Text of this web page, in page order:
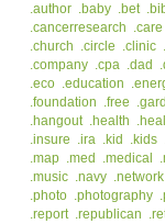
.author .baby .bet
.cancerresearch .care
.church .circle .clinic
.company .cpa .dad
.eco .education
.foundation .free
.hangout .health
.insure .ira .kid .kids
.map .med .medical
.music .navy .network
.photo .photography
.report .republican